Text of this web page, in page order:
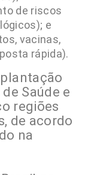
de riscos
e
vacinas,
rápida).
Saúde e
regiões
de acordo
na